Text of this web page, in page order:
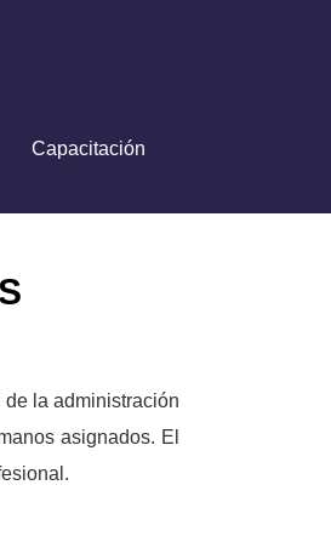
Capacitación
la administración
asignados. El